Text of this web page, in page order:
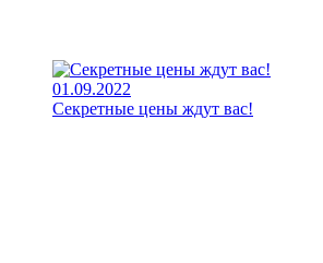
01.09.2022
Секретные цены ждут вас!